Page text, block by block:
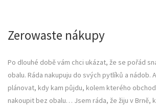
Zerowaste nákupy
Po dlouhé době vám chci ukázat, že se pořád
obalu. Ráda nakupuju do svých pytlíků a nádob.
plánovat, kdy kam půjdu, kolem kterého
nakoupit bez obalu… Jsem ráda, že žiju v Brně,